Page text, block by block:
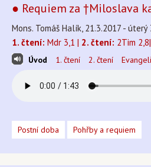
● Requiem za †Miloslava
Mons. Tomáš Halík, 21.3.2017 -
1. čtení: Mdr 3,1 | 2. čtení: 2Tim 2,8|
Úvod 1. čtení 2. čtení
Postní doba Pohřby a requiem